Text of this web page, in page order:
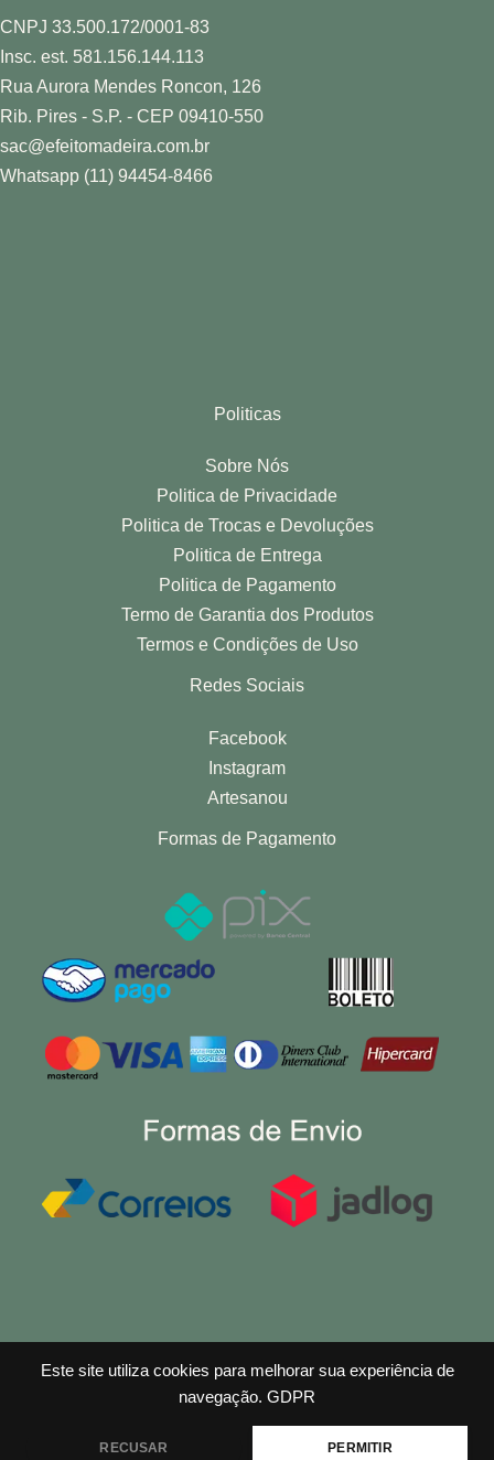
Este site utiliza cookies para melhorar sua experiência de
navegação. GDPR
RECUSAR PERMITIR
CNPJ 33.500.172/0001-83
Insc. est. 581.156.144.113
Rua Aurora Mendes Roncon, 126
Rib. Pires - S.P. - CEP 09410-550
sac@efeitomadeira.com.br
Whatsapp (11) 94454-8466
Politicas
Sobre Nós
Politica de Privacidade
Politica de Trocas e Devoluções
Politica de Entrega
Politica de Pagamento
Termo de Garantia dos Produtos
Termos e Condições de Uso
Redes Sociais
Facebook
Instagram
Artesanou
Formas de Pagamento